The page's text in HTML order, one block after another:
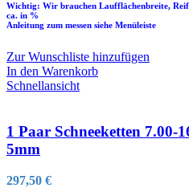
Wichtig: Wir brauchen Laufflächenbreite,
ca. in %
Anleitung zum messen siehe Menüleiste
Zur Wunschliste hinzufügen
In den Warenkorb
Schnellansicht
1 Paar Schneeketten 7.00-
5mm
297,50 €